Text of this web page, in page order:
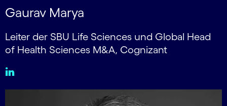
Gaurav Marya
Leiter der SBU Life Sciences und Global Head
of Health Sciences M&A, Cognizant